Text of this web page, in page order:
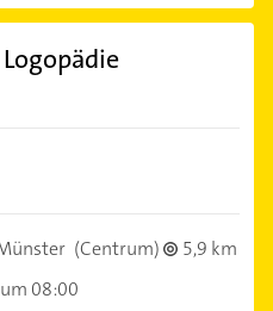
(Centrum)
5,9 km
08:00